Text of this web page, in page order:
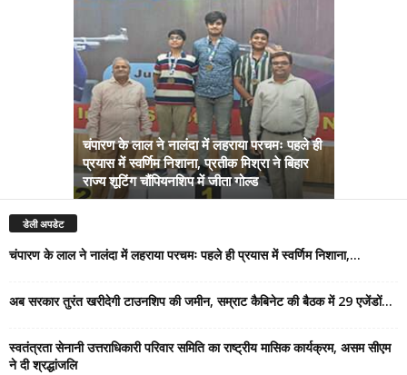
चंपारण के लाल ने नालंदा में लहराया परचमः पहले ही
प्रयास में स्वर्णिम निशाना, प्रतीक मिश्रा ने बिहार
राज्य शूटिंग चौंपियनशिप में जीता गोल्ड
डेली अपडेट
चंपारण के लाल ने नालंदा में लहराया परचमः पहले ही प्रयास में स्वर्णिम निशाना,...
अब सरकार तुरंत खरीदेगी टाउनशिप की जमीन, सम्राट कैबिनेट की बैठक में 29 एजेंडों...
स्वतंत्रता सेनानी उत्तराधिकारी परिवार समिति का राष्ट्रीय मासिक कार्यक्रम, असम सीएम
ने दी श्रद्धांजलि